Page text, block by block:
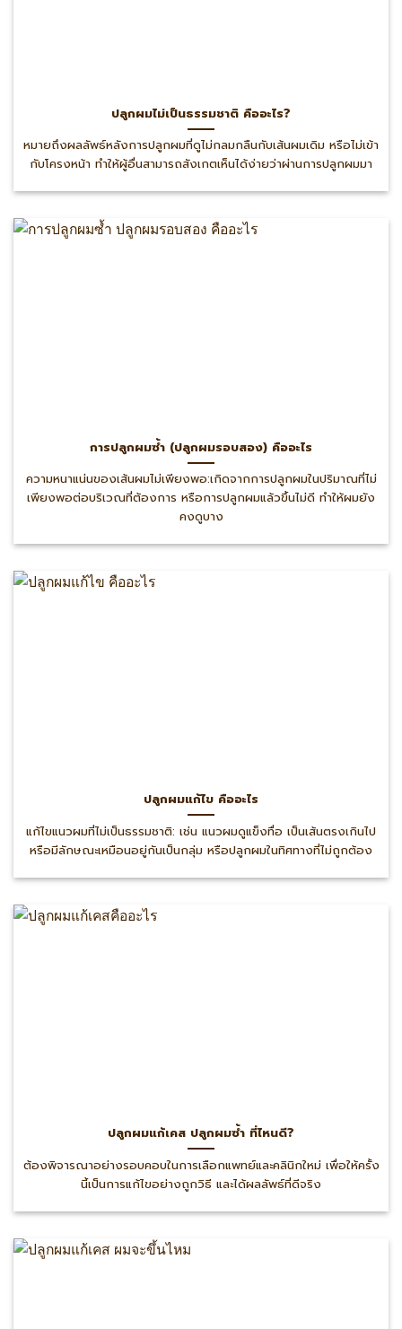
ปลูกผมไม่เป็นธรรมชาติ คืออะไร?
หมายถึงผลลัพธ์หลังการปลูกผมที่ดูไม่กลมกลืนกับเส้นผมเดิม หรือไม่เข้า
กับโครงหน้า ทำให้ผู้อื่นสามารถสังเกตเห็นได้ง่ายว่าผ่านการปลูกผมมา
การปลูกผมซ้ำ (ปลูกผมรอบสอง) คืออะไร
ความหนาแน่นของเส้นผมไม่เพียงพอ:เกิดจากการปลูกผมในปริมาณที่ไม่
เพียงพอต่อบริเวณที่ต้องการ หรือการปลูกผมแล้วขึ้นไม่ดี ทำให้ผมยัง
คงดูบาง
ปลูกผมแก้ไข คืออะไร
แก้ไขแนวผมที่ไม่เป็นธรรมชาติ: เช่น แนวผมดูแข็งทื่อ เป็นเส้นตรงเกินไป
หรือมีลักษณะเหมือนอยู่กันเป็นกลุ่ม หรือปลูกผมในทิศทางที่ไม่ถูกต้อง
ปลูกผมแก้เคส ปลูกผมซ้ำ ที่ไหนดี?
ต้องพิจารณาอย่างรอบคอบในการเลือกแพทย์และคลินิกใหม่ เพื่อให้ครั้ง
นี้เป็นการแก้ไขอย่างถูกวิธี และได้ผลลัพธ์ที่ดีจริง